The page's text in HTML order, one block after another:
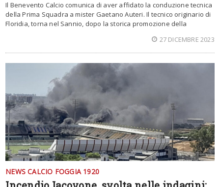
Il Benevento Calcio comunica di aver affidato la conduzione tecnica
della Prima Squadra a mister Gaetano Auteri. Il tecnico originario di
Floridia, torna nel Sannio, dopo la storica promozione della
27 DICEMBRE 2023
NEWS CALCIO FOGGIA 1920